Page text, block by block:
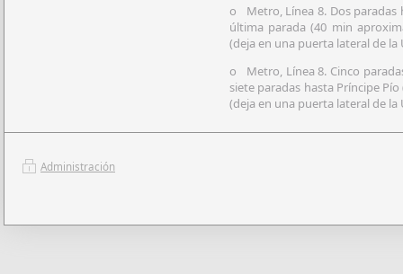
o Metro, Línea 8. Dos paradas
última parada (40 min
(deja en una puerta lateral de
o Metro, Línea 8. Cinco
siete paradas hasta Príncipe
(deja en una puerta lateral de
Administración